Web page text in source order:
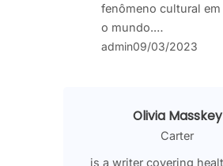
fenômeno cultural
o mundo.…
admin09/03/2023
Olivia Masskey
Carter
is a writer covering